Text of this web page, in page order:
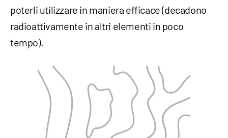
poterli utilizzare in maniera efficace (decadono
radioattivamente in altri elementi in poco
tempo).